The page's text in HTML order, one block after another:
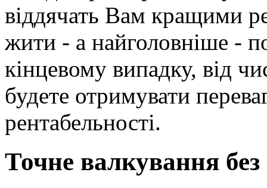
віддячать Вам кращими
жити - а найголовніше -
кінцевому випадку, від
будете отримувати
рентабельності.
Точне валкування